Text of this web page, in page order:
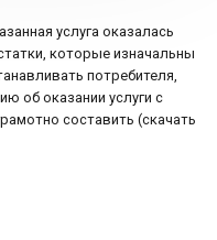
услуга оказалась
которые изначальны
потребителя,
об оказании услуги с
составить (скачать